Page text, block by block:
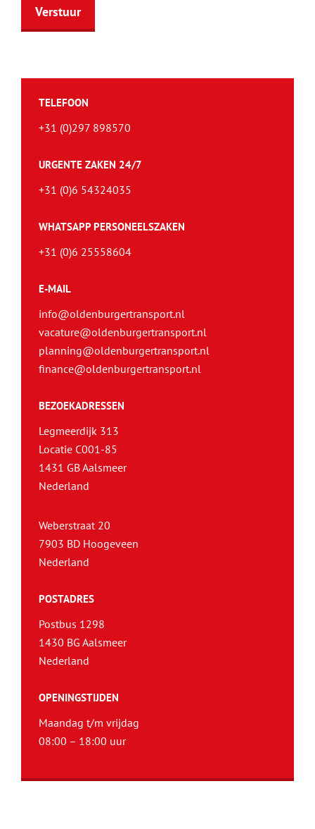
Verstuur
TELEFOON
+31 (0)297 898570
URGENTE ZAKEN 24/7
+31 (0)6 54324035
WHATSAPP PERSONEELSZAKEN
+31 (0)6 25558604
E-MAIL
info@oldenburgertransport.nl
vacature@oldenburgertransport.nl
planning@oldenburgertransport.nl
finance@oldenburgertransport.nl
BEZOEKADRESSEN
Legmeerdijk 313
Locatie C001-85
1431 GB Aalsmeer
Nederland
Weberstraat 20
7903 BD Hoogeveen
Nederland
POSTADRES
Postbus 1298
1430 BG Aalsmeer
Nederland
OPENINGSTIJDEN
Maandag t/m vrijdag
08:00 – 18:00 uur